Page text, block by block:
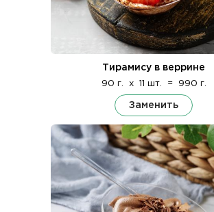
Тирамису в веррине
90 г. x 11 шт. = 990 г.
Заменить